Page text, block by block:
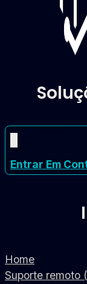
Entrar Em
Home
Suporte remoto